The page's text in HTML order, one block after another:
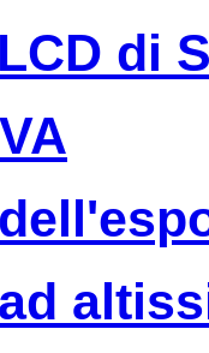
di